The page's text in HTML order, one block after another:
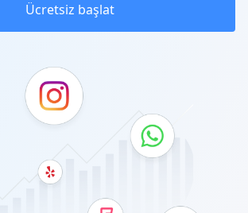
Ücretsiz başlat